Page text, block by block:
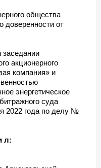
общества
от
заседании
акционерного
компания» и
энергетическое
суда
2022 года по делу №
л: